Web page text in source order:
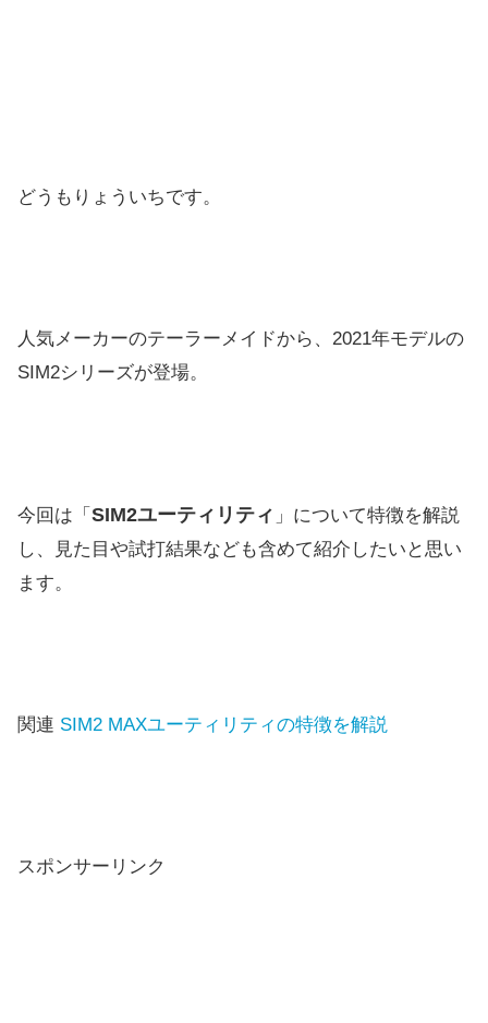
どうもりょういちです。
人気メーカーのテーラーメイドから、 2021年モデルの
SIM2シリーズが登場。
今回は「 SIM2ユーティリティ 」について特徴を解説
し、
見た目や試打結果なども含めて紹介したいと思い
ます。
関連 SIM2 MAXユーティリティの特徴を解説
スポンサーリンク